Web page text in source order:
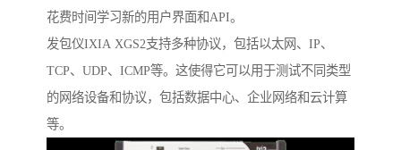
花费时间学习新的用户界面和API。
发包仪IXIA XGS2支持多种协议，包括以太网、IP、
TCP、UDP、ICMP等。这使得它可以用于测试不同类型
的网络设备和协议，包括数据中心、企业网络和云计算
等。